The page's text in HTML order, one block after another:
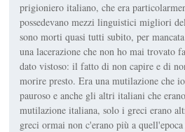
prigioniero italiano, che era
possedevano mezzi linguistici migliori
sono morti quasi tutti subito, per
una lacerazione che non ho mai trovato
dato vistoso: il fatto di non capire e di
morire presto. Era una mutilazione che
pauroso e anche gli altri italiani che
mutilazione italiana, solo i greci erano
greci ormai non c'erano più a